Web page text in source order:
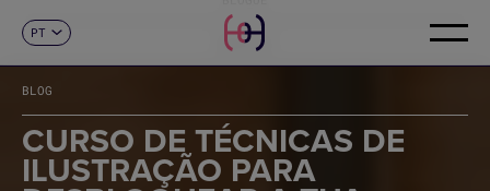
EN
FR
DE
IT
PT
CONTACTO
BLOG
CURSO DE TÉCNICAS DE
ILUSTRAÇÃO PARA